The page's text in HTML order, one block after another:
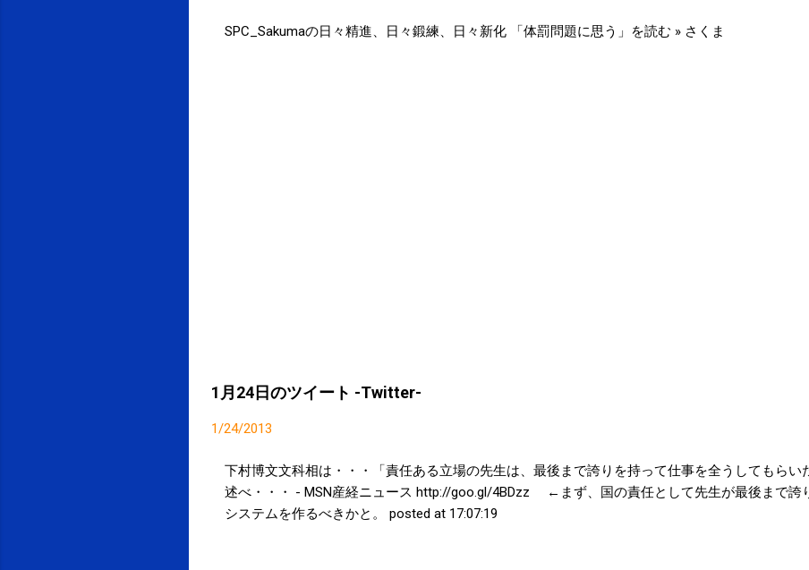
SPC_Sakumaの日々精進、日々鍛練、日々新化 「体罰問題に思う」を読む » さくま
1月24日のツイート -Twitter-
1/24/2013
下村博文文科相は・・・「責任ある立場の先生は、最後まで誇りを持って仕事を全うしてもらい
述べ・・・ - MSN産経ニュース http://goo.gl/4BDzz ←まず、国の責任として先生が最後まで誇
システムを作るべきかと。 posted at 17:07:19